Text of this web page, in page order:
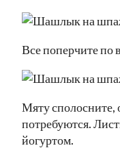
Все поперчите по
Мяту сполосните,
потребуются.
йогуртом.